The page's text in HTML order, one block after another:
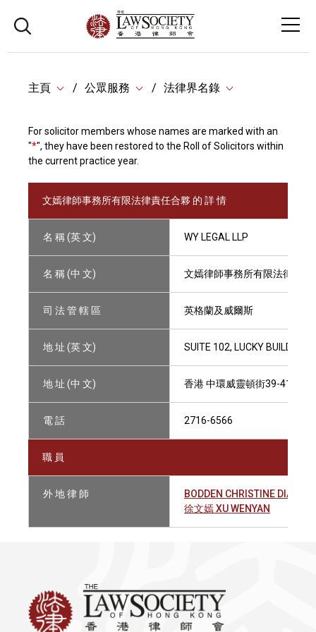
主頁 公眾服務 法律界名錄
For solicitor members whose names are marked with an
"*", they have been restored to the Roll of Solicitors within
the current practice year.
文嫣律師事務所有限法律責任合夥 的 詳 情
名 稱 (英 文) WY LEGAL LLP
名 稱 (中 文) 文嫣律師事務所有限法律責任
司 法 管 轄 區 英格蘭及威爾斯
地 址 (英 文) SUITE 102, LUCKY BUILDING,
地 址 (中 文) 香港 中環威靈頓街39-41號
電 話 2716-6566
職 員
外 地 律 師
BODDEN CHRISTINE DIANE
徐文嫣 XU WENYAN